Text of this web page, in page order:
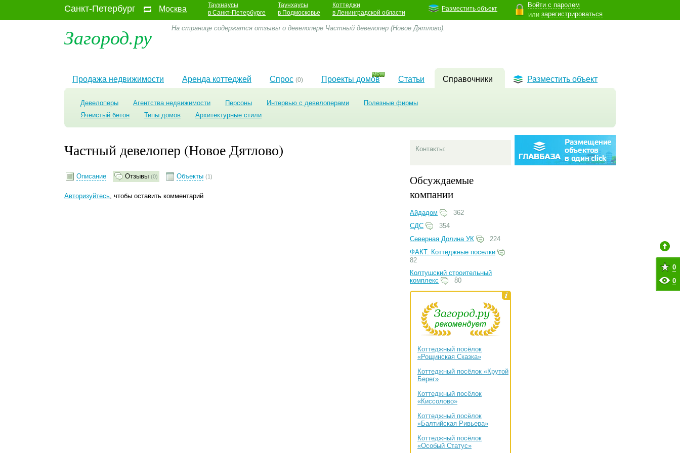
Санкт-Петербург Москва
Таухнаусы
в Санкт-Петербурге
Таунхаусы
в Подмосковье
Коттеджи
в Ленинградской области
Войти с паролем
или зарегистрироваться
Разместить объект
Загород.ру На странице содержатся отзывы о девелопере Частный девелопер (Новое Дятлово).
Продажа недвижимости Аренда коттеджей Спрос (0) Проекты домов Статьи Справочники Разместить объект
Девелоперы Агентства недвижимости Персоны Интервью с девелоперами
Полезные фирмы
Ячеистый бетон
Типы домов Архитектурные стили
Частный девелопер (Новое Дятлово)
Описание Отзывы (0) Объекты (1)
Авторизуйтесь, чтобы оставить комментарий
Контакты:
Обсуждаемые
компании
Айдадом
362
СДС
354
Северная Долина УК
224
ФАКТ. Коттеджные поселки
82
Колтушский строительный
комплекс
80
Коттеджный посёлок
«Рощинская Сказка»
Коттеджный посёлок «Крутой
Берег»
Коттеджный посёлок
«Киссолово»
Коттеджный посёлок
«Балтийская Ривьера»
Коттеджный посёлок
«Особый Статус»
0
0